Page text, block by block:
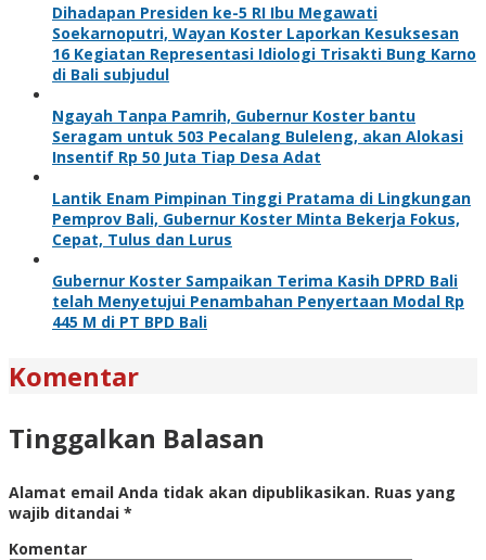
Dihadapan Presiden ke-5 RI Ibu Megawati
Soekarnoputri, Wayan Koster Laporkan Kesuksesan
16 Kegiatan Representasi Idiologi Trisakti Bung Karno
di Bali subjudul
Ngayah Tanpa Pamrih, Gubernur Koster bantu
Seragam untuk 503 Pecalang Buleleng, akan Alokasi
Insentif Rp 50 Juta Tiap Desa Adat
Lantik Enam Pimpinan Tinggi Pratama di Lingkungan
Pemprov Bali, Gubernur Koster Minta Bekerja Fokus,
Cepat, Tulus dan Lurus
Gubernur Koster Sampaikan Terima Kasih DPRD Bali
telah Menyetujui Penambahan Penyertaan Modal Rp
445 M di PT BPD Bali
Komentar
Tinggalkan Balasan
Alamat email Anda tidak akan dipublikasikan. Ruas yang
wajib ditandai *
Komentar